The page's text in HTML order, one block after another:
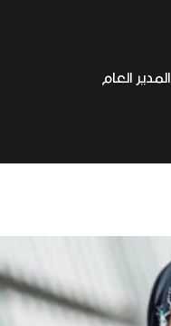
المدير العام